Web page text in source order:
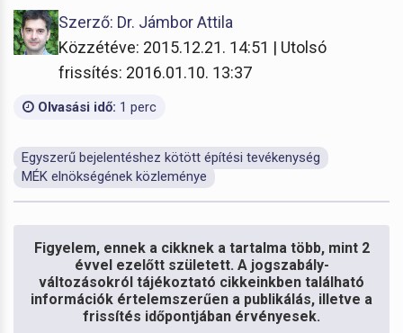
Szerző: Dr. Jámbor Attila
Közzétéve: 2015.12.21. 14:51 | Utolsó
frissítés: 2016.01.10. 13:37
Olvasási idő: 1 perc
Egyszerű bejelentéshez kötött építési tevékenység
MÉK elnökségének közleménye
Figyelem, ennek a cikknek a tartalma több, mint 2
évvel ezelőtt született. A jogszabály-
változásokról tájékoztató cikkeinkben található
információk értelemszerűen a publikálás, illetve a
frissítés időpontjában érvényesek.